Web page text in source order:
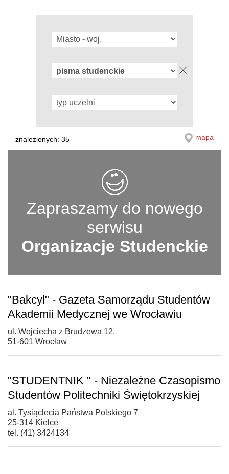
znalezionych: 35 mapa
Zapraszamy do nowego
serwisu
Organizacje Studenckie
"Bakcyl" - Gazeta Samorządu Studentów
Akademii Medycznej we Wrocławiu
ul. Wojciecha z Brudzewa 12,
51-601 Wrocław
"STUDENTNIK " - Niezależne Czasopismo
Studentów Politechniki Świętokrzyskiej
al. Tysiąclecia Państwa Polskiego 7
25-314 Kielce
tel. (41) 3424134